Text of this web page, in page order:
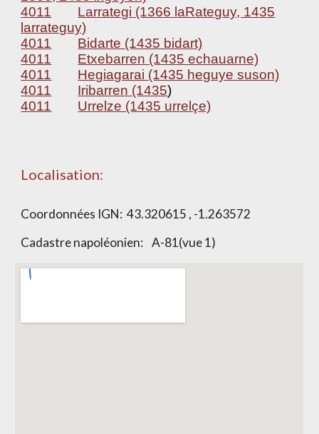
4011
Larrategi (1366 laRateguy, 1435
larrateguy)
4011
Bidarte (1435 bidart)
4011
Etxebarren (1435 echauarne)
4011
Hegiagarai (1435 heguye suson)
4011
Iribarren (1435)
4011
Urrelze (1435 urrelçe)
Localisation:
Coordonnées IGN: 43.320615 , -1.263572
Cadastre napoléonien: A-81(vue 1)